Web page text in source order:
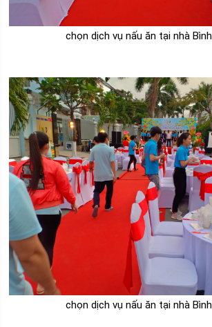
chọn dịch vụ nấu ăn tại nhà
chọn dịch vụ nấu ăn tại nhà